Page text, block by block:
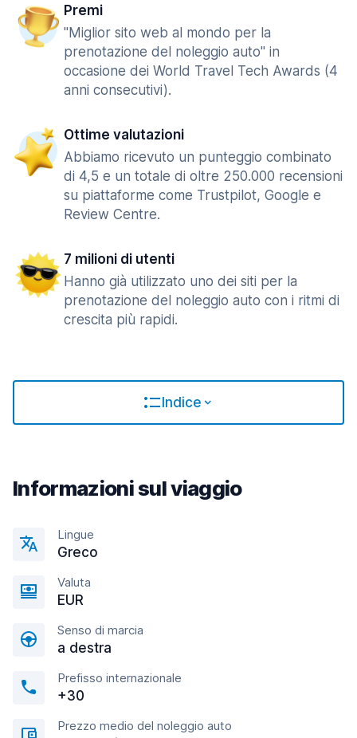
Premi
"Miglior sito web al mondo per la
prenotazione del noleggio auto" in
occasione dei World Travel Tech Awards (4
anni consecutivi).
Ottime valutazioni
Abbiamo ricevuto un punteggio combinato
di 4,5 e un totale di oltre 250.000 recensioni
su piattaforme come Trustpilot, Google e
Review Centre.
7 milioni di utenti
Hanno già utilizzato uno dei siti per la
prenotazione del noleggio auto con i ritmi di
crescita più rapidi.
Indice
Informazioni sul viaggio
Lingue
Greco
Valuta
EUR
Senso di marcia
a destra
Prefisso internazionale
+30
Prezzo medio del noleggio auto